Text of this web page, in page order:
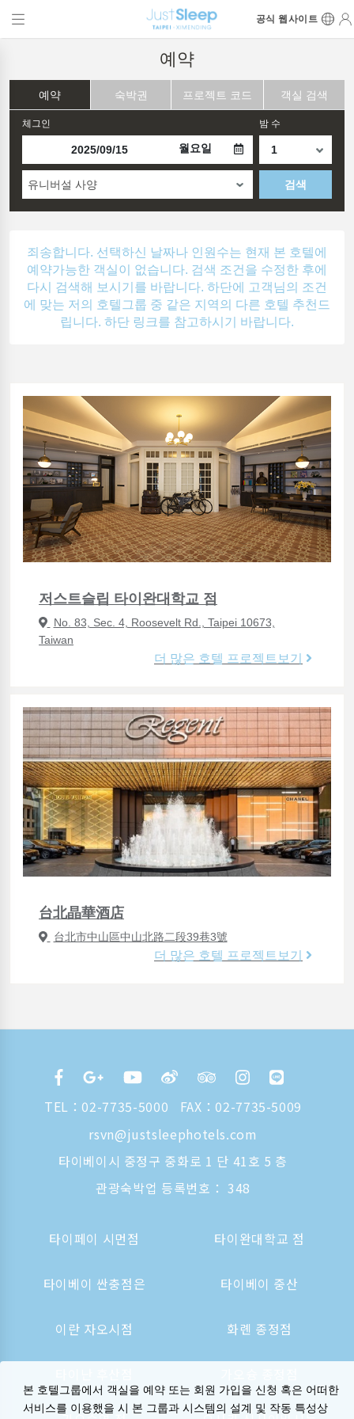
공식 웹사이트
예약
예약 숙박권 프로젝트 코드 객실 검색
체그인
월요일
밤 수
유니버설 사양 검색
죄송합니다. 선택하신 날짜나 인원수는 현재 본 호텔에
예약가능한 객실이 없습니다. 검색 조건을 수정한 후에
다시 검색해 보시기를 바랍니다. 하단에 고객님의 조건
에 맞는 저의 호텔그룹 중 같은 지역의 다른 호텔 추천드
립니다. 하단 링크를 참고하시기 바랍니다.
저스트슬립 타이완대학교 점
No. 83, Sec. 4, Roosevelt Rd., Taipei 10673,
Taiwan
더 많은 호텔 프로젝트보기
台北晶華酒店
台北市中山區中山北路二段39巷3號
더 많은 호텔 프로젝트보기
TEL： 02-7735-5000
FAX：02-7735-5009
rsvn@justsleephotels.com
타이베이시 중정구 중화로 1 단 41호 5 층
관광숙박업 등록번호： 348
타이페이 시먼점 타이완대학교 점
타이베이 싼충점은 타이베이 중산
이란 자오시점 화롄 종정점
본 호텔그룹에서 객실을 예약 또는 회원 가입을 신청 혹은 어떠한
서비스를 이용했을 시 본 그룹과 시스템의 설계 및 작동 특성상